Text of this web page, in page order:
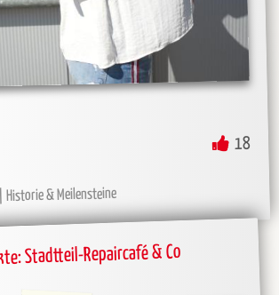
18
Historie & Meilensteine
Stadtteil-Repaircafé & Co